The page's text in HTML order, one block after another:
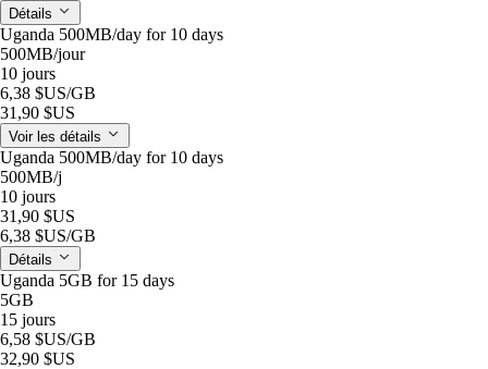
Détails
Uganda 500MB/day for 10 days
500MB/jour
10 jours
6,38 $US/GB
31,90 $US
Voir les détails
Uganda 500MB/day for 10 days
500MB/j
10 jours
31,90 $US
6,38 $US/GB
Détails
Uganda 5GB for 15 days
5GB
15 jours
6,58 $US/GB
32,90 $US